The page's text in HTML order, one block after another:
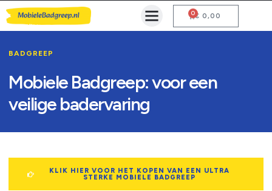
€ 0,00
0
BADGREEP
Mobiele Badgreep: voor een
veilige badervaring
KLIK HIER VOOR HET KOPEN VAN EEN ULTRA
STERKE MOBIELE BADGREEP